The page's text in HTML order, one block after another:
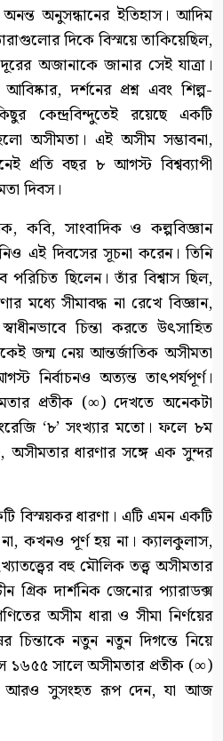
অনুসন্ধানের ইতিহাস। আদিম
দিকে বিস্ময়ে তাকিয়েছিল,
অজানাকে জানার সেই যাত্রা।
দর্শনের প্রশ্ন এবং শিল্প-
কেন্দ্রবিন্দুতেই রয়েছে একটি
অসীমতা। এই অসীম সম্ভাবনা,
প্রতি বছর ৮ আগস্ট বিশ্বব্যাপী
দিবস।
কবি, সাংবাদিক ও কল্পবিজ্ঞান
এই দিবসের সূচনা করেন। তিনি
পরিচিত ছিলেন। তাঁর বিশ্বাস ছিল,
মধ্যে সীমাবদ্ধ না রেখে বিজ্ঞান,
চিন্তা করতে উৎসাহিত
জন্ম নেয় আন্তর্জাতিক অসীমতা
নির্বাচনও অত্যন্ত তাৎপর্যপূর্ণ।
প্রতীক (∞) দেখতে অনেকটা
‘৮’ সংখ্যার মতো। ফলে ৮ম
ধারণার সঙ্গে এক সুন্দর
বিস্ময়কর ধারণা। এটি এমন একটি
কখনও পূর্ণ হয় না। ক্যালকুলাস,
বহু মৌলিক তত্ত্ব অসীমতার
গ্রিক দার্শনিক জেনোর প্যারাডক্স
অসীম ধারা ও সীমা নির্ণয়ের
চিন্তাকে নতুন নতুন দিগন্তে নিয়ে
১৬৫৫ সালে অসীমতার প্রতীক (∞)
আরও সুসংহত রূপ দেন, যা আজ